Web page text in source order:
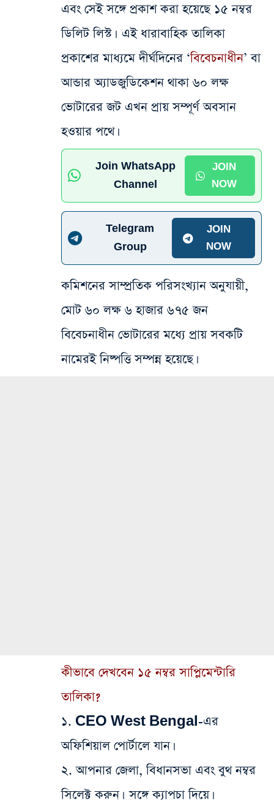
এবং সেই সঙ্গে প্রকাশ করা হয়েছে ১৫ নম্বর
ডিলিট লিস্ট। এই ধারাবাহিক তালিকা
প্রকাশের মাধ্যমে দীর্ঘদিনের ‘বিবেচনাধীন’ বা
আন্ডার অ্যাডজুডিকেশন থাকা ৬০ লক্ষ
ভোটারের জট এখন প্রায় সম্পূর্ণ অবসান
হওয়ার পথে।
Join WhatsApp
Channel
JOIN
NOW
Telegram
Group
JOIN
NOW
কমিশনের সাম্প্রতিক পরিসংখ্যান অনুযায়ী,
মোট ৬০ লক্ষ ৬ হাজার ৬৭৫ জন
বিবেচনাধীন ভোটারের মধ্যে প্রায় সবকটি
নামেরই নিষ্পত্তি সম্পন্ন হয়েছে।
কীভাবে দেখবেন ১৫ নম্বর সাপ্লিমেন্টারি
তালিকা?
১. CEO West Bengal-এর
অফিশিয়াল পোর্টালে যান।
২. আপনার জেলা, বিধানসভা এবং বুথ নম্বর
সিলেক্ট করুন। সঙ্গে ক্যাপচা দিয়ে।